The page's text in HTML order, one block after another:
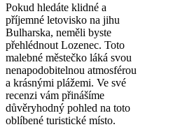
Pokud hledáte klidné a
příjemné letovisko na jihu
Bulharska, neměli byste
přehlédnout Lozenec. Toto
malebné městečko láká svou
nenapodobitelnou atmosférou
a krásnými plážemi. Ve své
recenzi vám přinášíme
důvěryhodný pohled na toto
oblíbené turistické místo.